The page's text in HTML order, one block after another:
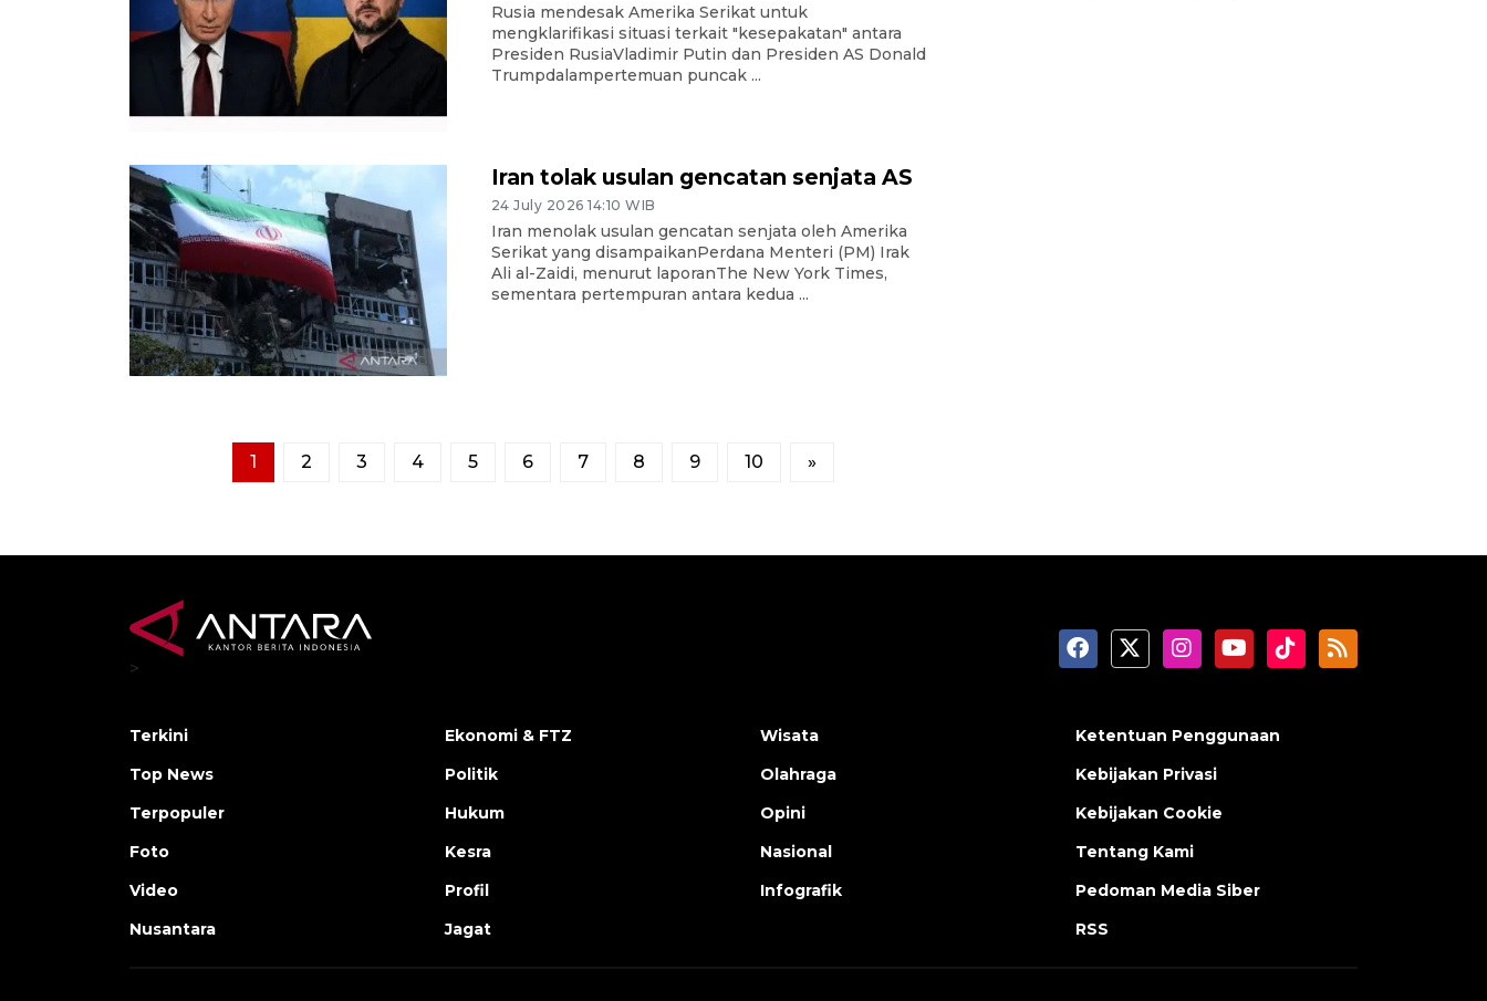
Rusia mendesak Amerika Serikat untuk
mengklarifikasi situasi terkait "kesepakatan" antara
Presiden RusiaVladimir Putin dan Presiden AS Donald
Trumpdalampertemuan puncak ...
Iran tolak usulan gencatan senjata AS
24 July 2026 14:10 WIB
Iran menolak usulan gencatan senjata oleh Amerika
Serikat yang disampaikanPerdana Menteri (PM) Irak
Ali al-Zaidi, menurut laporanThe New York Times,
sementara pertempuran antara kedua ...
1 2 3 4 5 6 7 8 9 10 »
>
Terkini
Top News
Terpopuler
Foto
Video
Nusantara
Ekonomi & FTZ
Politik
Hukum
Kesra
Profil
Jagat
Wisata
Olahraga
Opini
Nasional
Infografik
Ketentuan Penggunaan
Kebijakan Privasi
Kebijakan Cookie
Tentang Kami
Pedoman Media Siber
RSS